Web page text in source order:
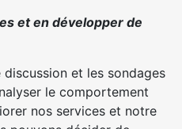
et en développer de
et les sondages
le comportement
nos services et notre